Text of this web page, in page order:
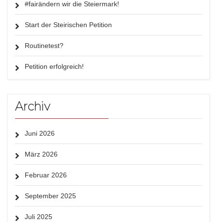
#fairändern wir die Steiermark!
Start der Steirischen Petition
Routinetest?
Petition erfolgreich!
Archiv
Juni 2026
März 2026
Februar 2026
September 2025
Juli 2025